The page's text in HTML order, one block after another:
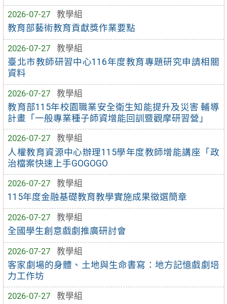
2026-07-27
教學組
教育部藝術教育貢獻獎作業要點
2026-07-27
教學組
臺北市教師研習中心116年度教育專題研究申請相關
資料
2026-07-27
教學組
教育部115年校園職業安全衛生知能提升及災害 輔導
計畫「一般專業種子師資增能回訓暨觀摩研習營」
2026-07-27
教學組
人權教育資源中心辦理115學年度教師增能講座「政
治檔案快速上手GOGOGO
2026-07-27
教學組
115年度金融基礎教育教學實施成果徵選簡章
2026-07-27
教學組
全國學生創意戲劇推廣研討會
2026-07-27
教學組
客家劇場的身體、土地與生命書寫：地方記憶戲劇培
力工作坊
2026-07-27
教學組